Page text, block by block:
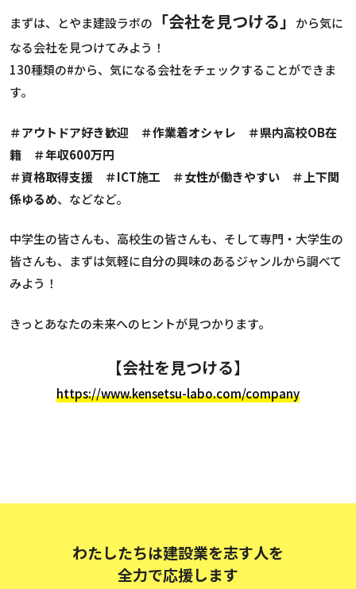
まずは、とやま建設ラボの 「会社を見つける」
から気に
なる会社を見つけてみよう！
130種類の#から、気になる会社をチェックすることができま
す。
＃アウトドア好き歓迎 ＃作業着オシャレ ＃県内高校OB在
籍 ＃年収600万円
＃資格取得支援 ＃ICT施工 ＃女性が働きやすい ＃上下関
係ゆるめ、などなど。
中学生の皆さんも、高校生の皆さんも、そして専門・大学生の
皆さんも、まずは気軽に自分の興味のあるジャンルから調べて
みよう！
きっとあなたの未来へのヒントが見つかります。
【会社を見つける】
https://www.kensetsu-labo.com/company
わたしたちは建設業を志す人を
全力で応援します